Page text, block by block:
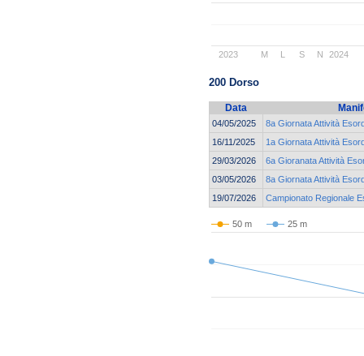
2023 2024
M L S N
200 Dorso
Data
04/05/2025
8a Giornata Attività
16/11/2025
1a Giornata Attività
29/03/2026
6a Gioranata Attività
03/05/2026
8a Giornata Attività
19/07/2026
Campionato Regionale
50 m 25 m